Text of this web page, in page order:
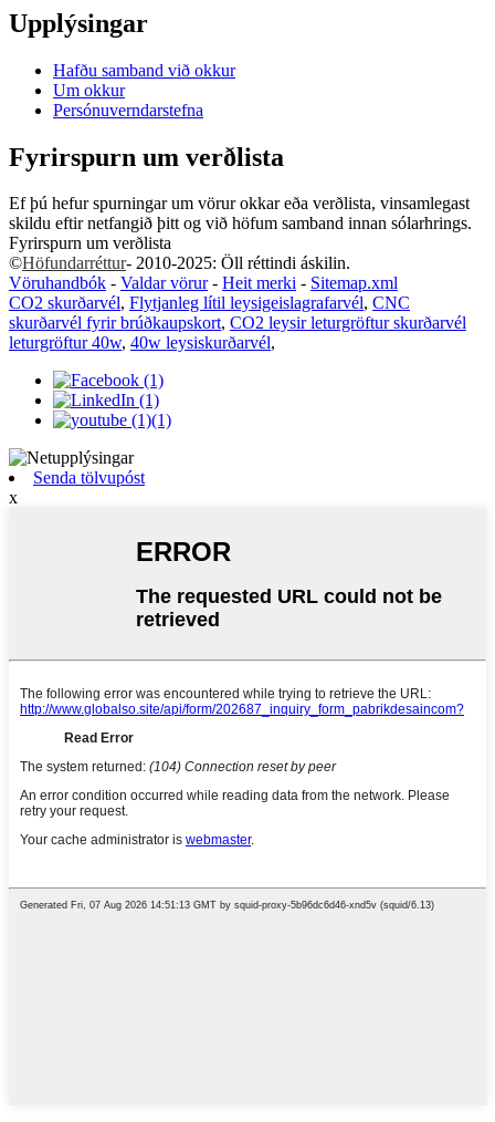
Upplýsingar
Hafðu samband við okkur
Um okkur
Persónuverndarstefna
Fyrirspurn um verðlista
Ef þú hefur spurningar um vörur okkar eða verðlista, vinsamlegast
skildu eftir netfangið þitt og við höfum samband innan sólarhrings.
Fyrirspurn um verðlista
©Höfundarréttur- 2010-2025: Öll réttindi áskilin.
Vöruhandbók - Valdar vörur- Heit merki - Sitemap.xml
CO2 skurðarvél, Flytjanleg lítil leysigeislagrafarvél, CNC
skurðarvél fyrir brúðkaupskort, CO2 leysir leturgröftur skurðarvél
leturgröftur 40w, 40w leysiskurðarvél,
Senda tölvupóst
x